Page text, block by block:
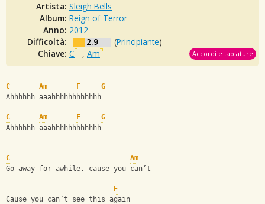
Artista: Sleigh Bells
Album: Reign of Terror
Anno: 2012
Difficoltà:
2.9 (Principiante)
Chiave: C , Am Accordi e tablature
C Am F
G
Ahhhhhh aaahhhhhhhhhhhh
C Am F
G
Ahhhhhh aaahhhhhhhhhhhh
C
Am
Go away for awhile, cause you can’t
F
Cause you can’t see this again